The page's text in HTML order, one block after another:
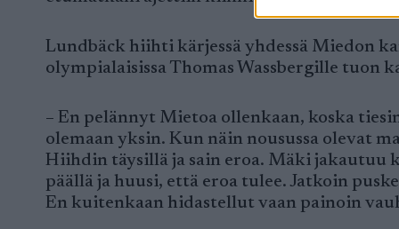
Lundbäck hiihti kärjessä yhdessä Miedon
olympialaisissa Thomas Wassbergille tuon
– En pelännyt Mietoa ollenkaan, koska
olemaan yksin. Kun näin nousussa olevat
Hiihdin täysillä ja sain eroa. Mäki jakautuu
päällä ja huusi, että eroa tulee. Jatkoin
En kuitenkaan hidastellut vaan painoin